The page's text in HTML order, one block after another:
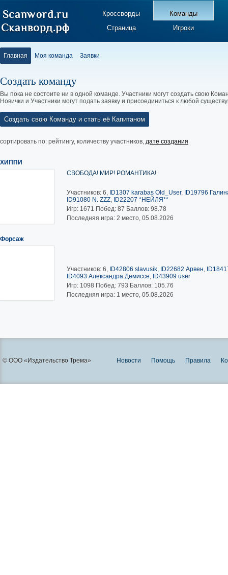
Кроссворды
Команды
Страница
Игроки
Главная Моя команда Заявки
Создать команду
Вы пока не состоите ни в одной команде. Участники могут создать свою
Новички и Участники могут подать заявку и присоединиться к любой
Создать свою Команду и стать её Капитаном
сортировать по: рейтингу, количеству участников, дате создания
ХИППИ
СВОБОДА! МИР! РОМАНТИКА!
Участников: 6, ID1307 karabas Old_User, ID19796
ID91080 N. ZZZ, ID22207 *НЕЙЛЯ**
Игр: 1671 Побед: 87 Баллов: 98.78
Последняя игра: 2 место, 05.08.2026
Форсаж
Участников: 6, ID42806 slavusik, ID22682 Арвен,
ID4093 Александра Демиссе, ID43909 user
Игр: 1098 Побед: 793 Баллов: 105.76
Последняя игра: 1 место, 05.08.2026
© ООО «Издательство Трема» Новости Помощь Правила